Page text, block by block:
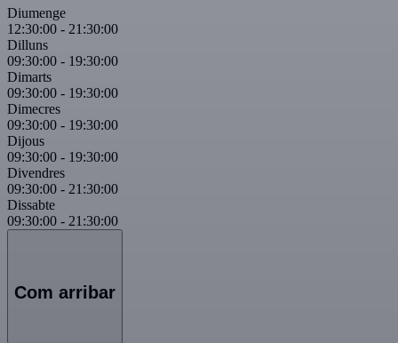
Diumenge
12:30:00 - 21:30:00
Dilluns
09:30:00 - 19:30:00
Dimarts
09:30:00 - 19:30:00
Dimecres
09:30:00 - 19:30:00
Dijous
09:30:00 - 19:30:00
Divendres
09:30:00 - 21:30:00
Dissabte
09:30:00 - 21:30:00
Com arribar